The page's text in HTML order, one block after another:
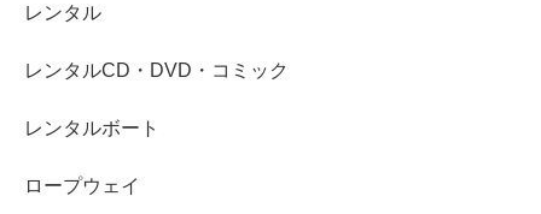
レンタル
レンタルCD・DVD・コミック
レンタルボート
ロープウェイ